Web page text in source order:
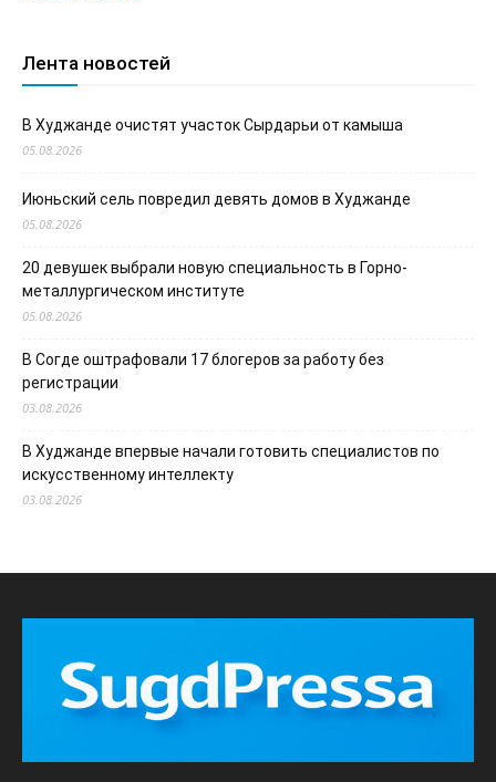
Лента новостей
В Худжанде очистят участок Сырдарьи от камыша
05.08.2026
Июньский сель повредил девять домов в Худжанде
05.08.2026
20 девушек выбрали новую специальность в Горно-
металлургическом институте
05.08.2026
В Согде оштрафовали 17 блогеров за работу без
регистрации
03.08.2026
В Худжанде впервые начали готовить специалистов по
искусственному интеллекту
03.08.2026